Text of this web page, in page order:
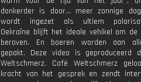
donkerder is door… meer zonnige
wordt ingezet als ultiem
Oekraïne blijft het ideale vehikel om
beroven. En boeren worden aan
gepakt. Deze video is geproduceerd
Weltschmerz. Café Weltschmerz
kracht van het gesprek en zendt